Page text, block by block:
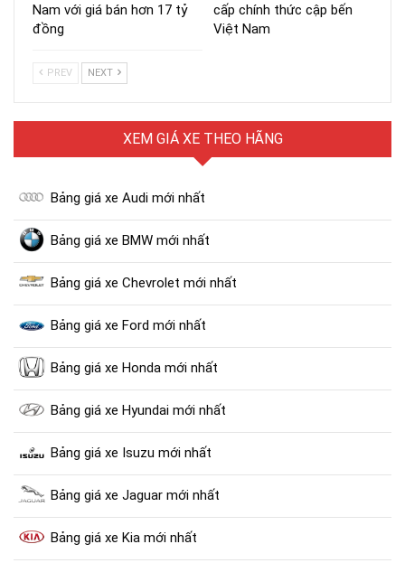
Nam với giá bán hơn 17 tỷ
đồng
cấp chính thức cập bến
Việt Nam
PREV NEXT
XEM GIÁ XE THEO HÃNG
Bảng giá xe Audi mới nhất
Bảng giá xe BMW mới nhất
Bảng giá xe Chevrolet mới nhất
Bảng giá xe Ford mới nhất
Bảng giá xe Honda mới nhất
Bảng giá xe Hyundai mới nhất
Bảng giá xe Isuzu mới nhất
Bảng giá xe Jaguar mới nhất
Bảng giá xe Kia mới nhất